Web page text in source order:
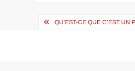
Navigation
QU’EST-CE QUE C’EST UN